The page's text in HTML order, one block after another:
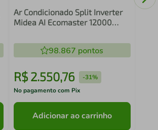
Ar Condicionado Split Inverter
Midea AI Ecomaster 12000
38EZVQA12M5
98.867 pontos
R$ 2.550,76 -31%
No pagamento com Pix
Adicionar ao carrinho